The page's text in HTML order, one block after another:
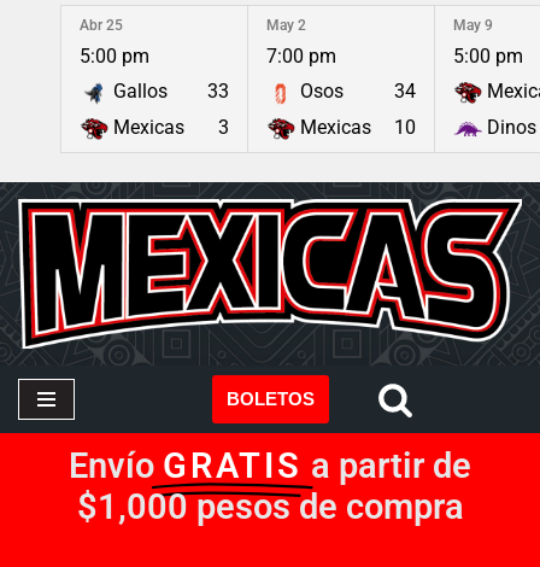
contenido
Abr 25
5:00 pm
Gallos
33
Mexicas
3
May 2
7:00 pm
Osos
34
Mexicas
10
May 9
5:00 pm
Dinos
BOLETOS
Envío GRATIS a partir de
$1,000 pesos de compra